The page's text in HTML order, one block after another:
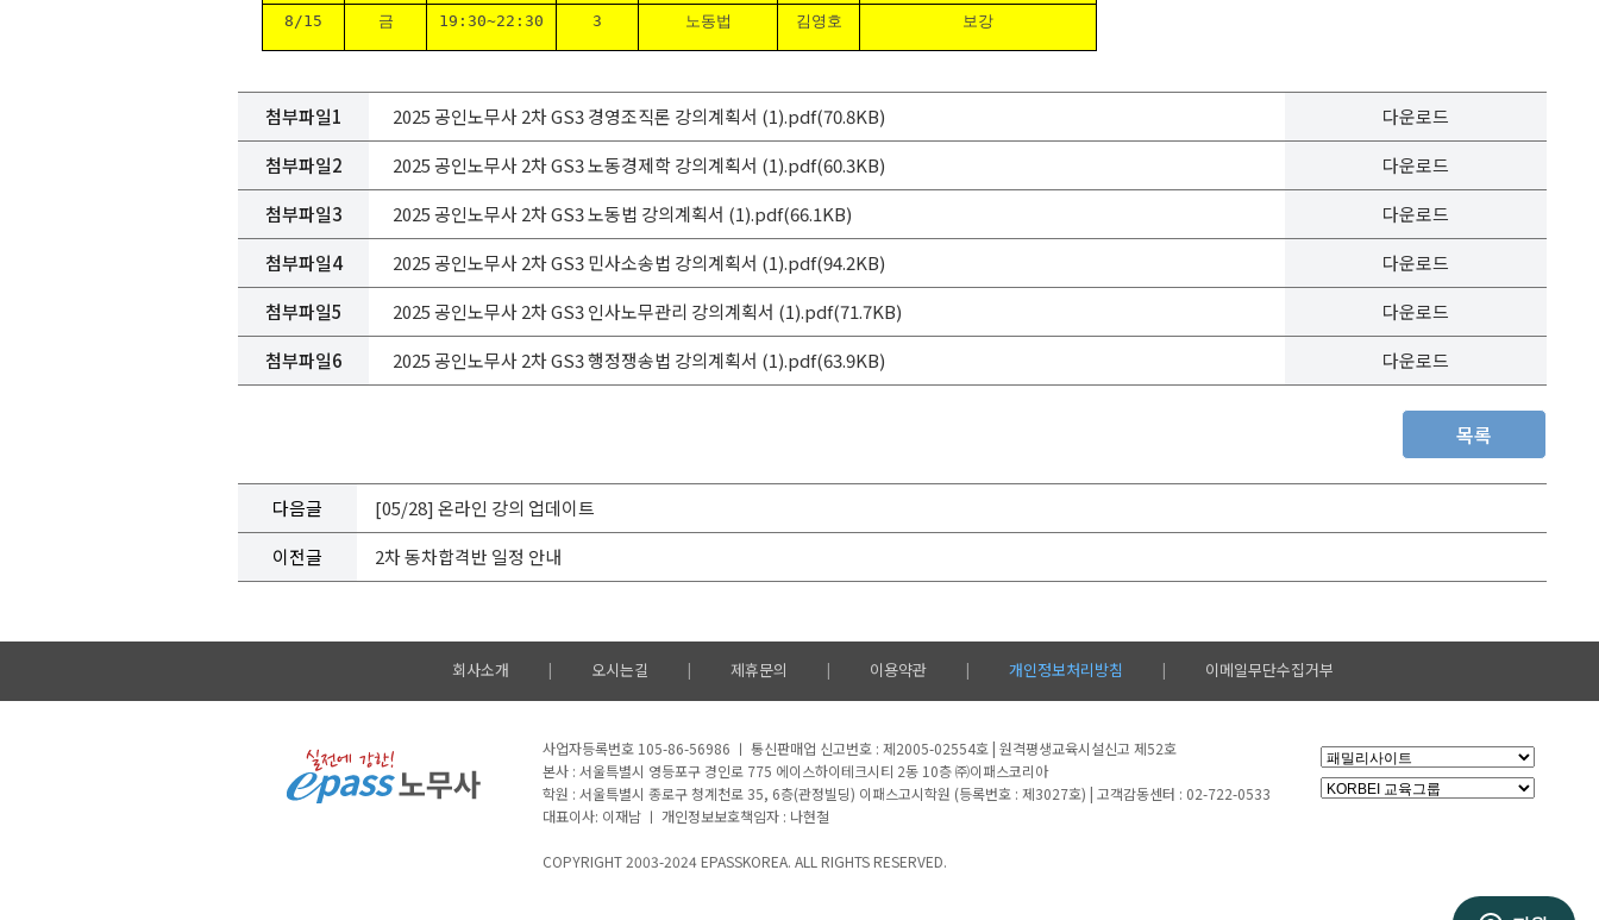
8/15 금 19:30~22:30 3 노동법 김영호 보강
첨부파일1 2025 공인노무사 2차 GS3 경영조직론 강의계획서 (1).pdf(70.8KB)
다운로드
첨부파일2
2025 공인노무사 2차 GS3 노동경제학 강의계획서 (1).pdf(60.3KB)
다운로드
첨부파일3
2025 공인노무사 2차 GS3 노동법 강의계획서 (1).pdf(66.1KB)
다운로드
첨부파일4
2025 공인노무사 2차 GS3 민사소송법 강의계획서 (1).pdf(94.2KB)
다운로드
첨부파일5
2025 공인노무사 2차 GS3 인사노무관리 강의계획서 (1).pdf(71.7KB)
다운로드
첨부파일6
2025 공인노무사 2차 GS3 행정쟁송법 강의계획서 (1).pdf(63.9KB) 다운로드
목록
다음글
[05/28] 온라인 강의 업데이트
이전글
2차 동차합격반 일정 안내
회사소개 | 오시는길 | 제휴문의 | 이용약관 | 개인정보처리방침 | 이메일무단수집거부
사업자등록번호 105-86-56986 ㅣ 통신판매업 신고번호 : 제2005-02554호 | 원격평생교육시설신고 제52호
본사 : 서울특별시 영등포구 경인로 775 에이스하이테크시티 2동 10층 ㈜이패스코리아
학원 : 서울특별시 종로구 청계천로 35, 6층(관정빌딩) 이패스고시학원 (등록번호 : 제3027호) | 고객감동센터 : 02-722-0533
대표이사: 이재남 ㅣ 개인정보보호책임자 : 나현철
COPYRIGHT 2003-2024 EPASSKOREA. ALL RIGHTS RESERVED.